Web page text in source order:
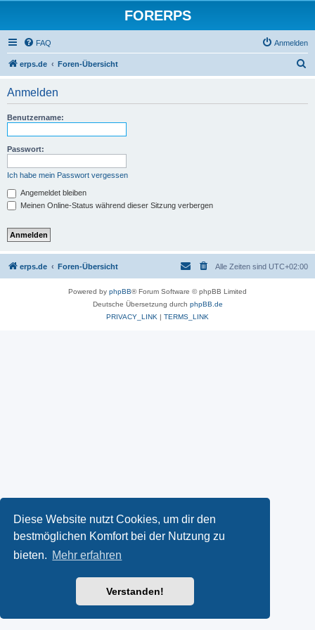
Diese Website nutzt Cookies, um dir den
bestmöglichen Komfort bei der Nutzung zu
bieten. Mehr erfahren
Verstanden!
FORERPS
FAQ Anmelden
erps.de Foren-Übersicht
Anmelden
Benutzername:
Passwort:
Ich habe mein Passwort vergessen
Angemeldet bleiben
Meinen Online-Status während dieser Sitzung verbergen
erps.de Foren-Übersicht Alle Zeiten sind UTC+02:00
Powered by phpBB® Forum Software © phpBB Limited
Deutsche Übersetzung durch phpBB.de
PRIVACY_LINK | TERMS_LINK